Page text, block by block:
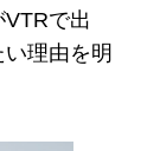
で出
理由を明